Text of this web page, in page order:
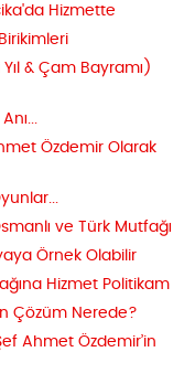
Hizmette
& Çam Bayramı)
Özdemir Olarak
ve Türk Mutfağı
Örnek Olabilir
Hizmet Politikam
Çözüm Nerede?
Ahmet Özdemir’in